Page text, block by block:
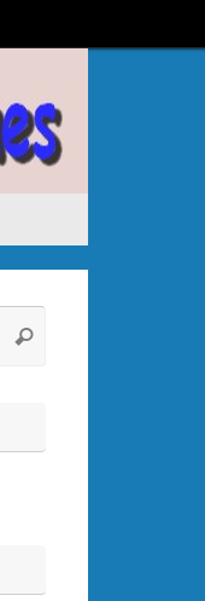
Rechercher